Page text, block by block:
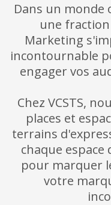
Dans un monde
une fraction
Marketing
incontournable
engager vos
Chez VCSTS,
places et
terrains
chaque
pour marquer
votre